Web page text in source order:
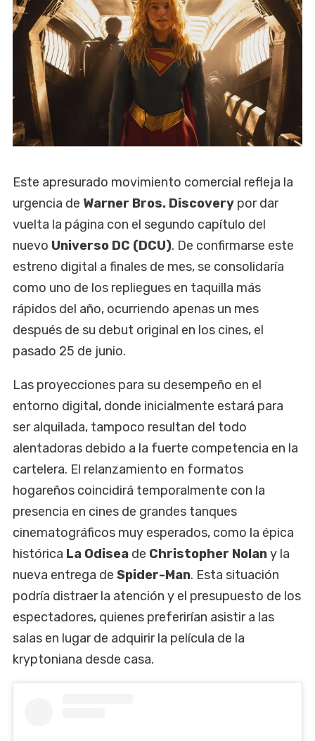
Este apresurado movimiento comercial refleja la
urgencia de Warner Bros. Discovery por dar
vuelta la página con el segundo capítulo del
nuevo Universo DC (DCU). De confirmarse este
estreno digital a finales de mes, se consolidaría
como uno de los repliegues en taquilla más
rápidos del año, ocurriendo apenas un mes
después de su debut original en los cines, el
pasado 25 de junio.
Las proyecciones para su desempeño en el
entorno digital, donde inicialmente estará para
ser alquilada, tampoco resultan del todo
alentadoras debido a la fuerte competencia en la
cartelera. El relanzamiento en formatos
hogareños coincidirá temporalmente con la
presencia en cines de grandes tanques
cinematográficos muy esperados, como la épica
histórica La Odisea de Christopher Nolany la
nueva entrega de Spider-Man. Esta situación
podría distraer la atención y el presupuesto de los
espectadores, quienes preferirían asistir a las
salas en lugar de adquirir la película de la
kryptoniana desde casa.